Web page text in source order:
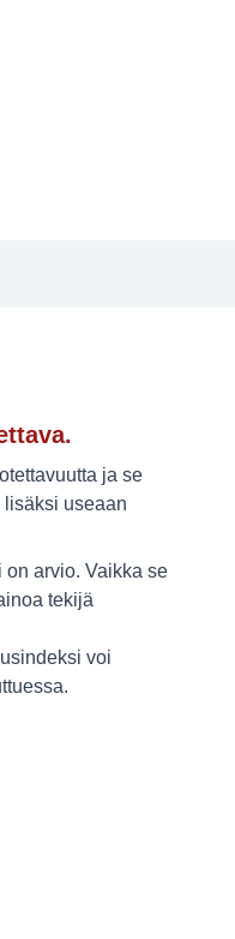
ja se
useaan
arvio. Vaikka se
tekijä
voi